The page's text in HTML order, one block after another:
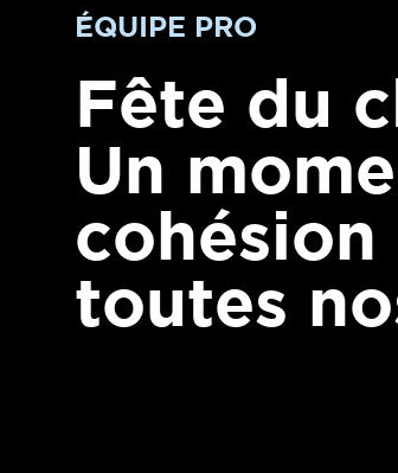
ÉQUIPE PRO
Fête du
Un
cohésion
toutes